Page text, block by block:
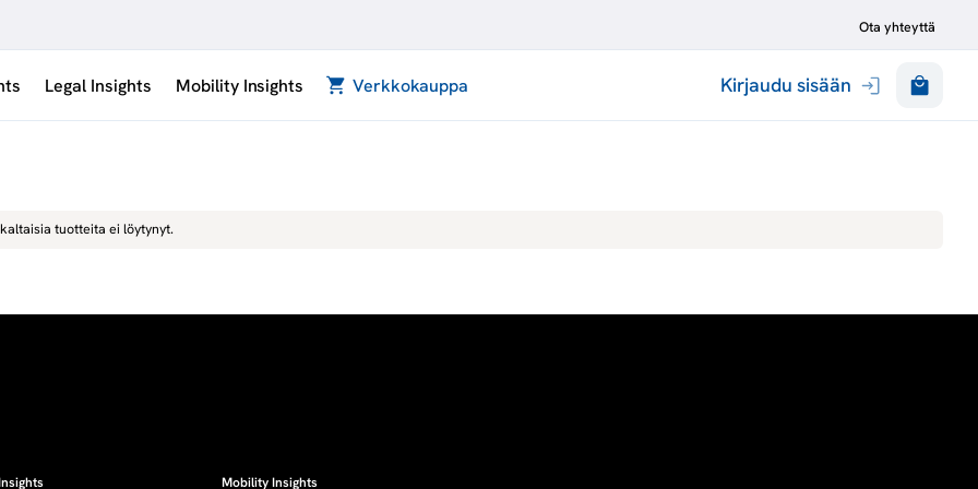
Ota yhteyttä
Legal Insights Mobility Insights Verkkokauppa Kirjaudu sisään
tuotteita ei löytynyt.
Mobility Insights